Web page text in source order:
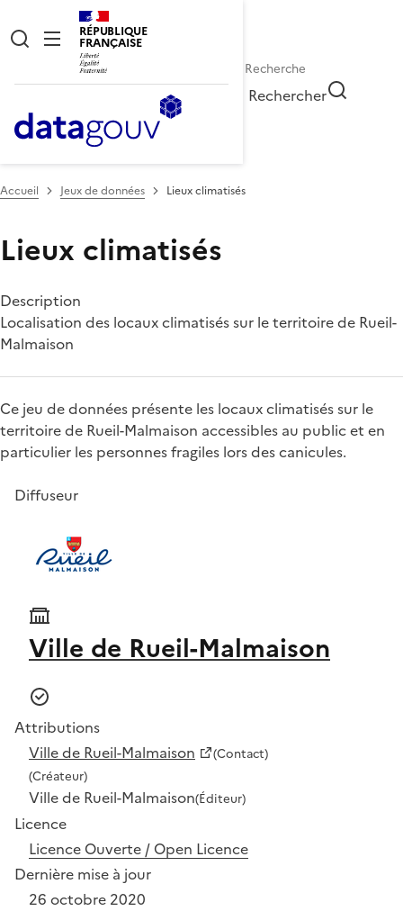
RÉPUBLIQUE
FRANÇAISE
Rechercher
Accueil Jeux de données Lieux climatisés
Lieux climatisés
Description
Localisation des locaux climatisés sur le territoire de Rueil-
Malmaison
Ce jeu de données présente les locaux climatisés sur le
territoire de Rueil-Malmaison accessibles au public et en
particulier les personnes fragiles lors des canicules.
Diffuseur
Ville de Rueil-Malmaison
Attributions
Ville de Rueil-Malmaison
(Contact)
(Créateur)
Ville de Rueil-Malmaison(Éditeur)
Licence
Licence Ouverte / Open Licence
Dernière mise à jour
26 octobre 2020